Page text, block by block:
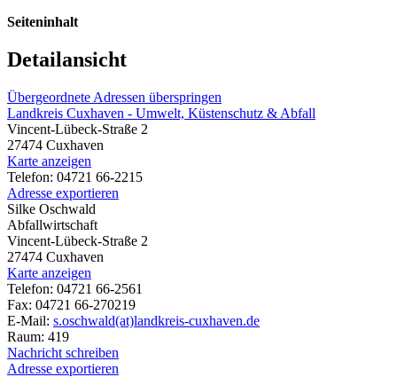
Seiteninhalt
Detailansicht
Übergeordnete Adressen überspringen
Landkreis Cuxhaven - Umwelt, Küstenschutz & Abfall
Vincent-Lübeck-Straße 2
27474 Cuxhaven
Karte anzeigen
Telefon: 04721 66-2215
Adresse exportieren
Silke Oschwald
Abfallwirtschaft
Vincent-Lübeck-Straße 2
27474 Cuxhaven
Karte anzeigen
Telefon: 04721 66-2561
Fax: 04721 66-270219
E-Mail: s.oschwald(at)landkreis-cuxhaven.de
Raum: 419
Nachricht schreiben
Adresse exportieren